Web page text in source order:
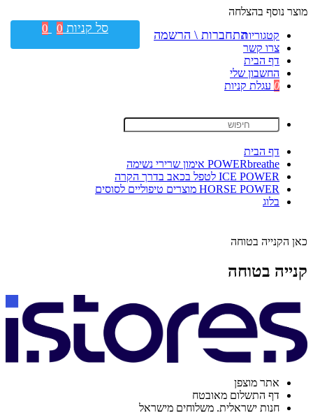
מוצר נוסף בהצלחה
קטגוריות
צרו קשר
דף הבית
החשבון שלי
0 עגלת קניות
דף הבית
POWERbreathe אימון שרירי נשימה
ICE POWER לטפל בכאב בדרך הקרה
HORSE POWER מוצרים טיפוליים לסוסים
בלוג
כאן הקנייה בטוחה
קנייה בטוחה
אתר מוצפן
דף התשלום מאובטח
חנות ישראלית. משלוחים מישראל
התחברות \ הרשמה סל קניות 0
0